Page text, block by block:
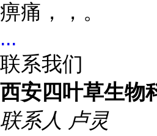
痹痛，，。
...
联系我们
西安四叶草生物
联系人 卢灵